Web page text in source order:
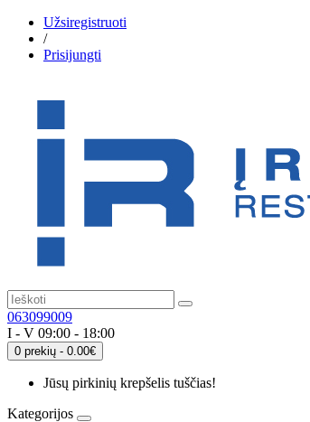
Užsiregistruoti
/
Prisijungti
063099009
I - V 09:00 - 18:00
0 prekių - 0.00€
Jūsų pirkinių krepšelis tuščias!
Kategorijos